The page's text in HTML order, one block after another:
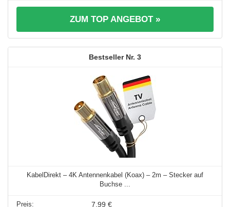
ZUM TOP ANGEBOT »
3
KabelDirekt – 4K Antennenkabel (Koax) – 2m – Stecker auf
Buchse ...
7,99 €